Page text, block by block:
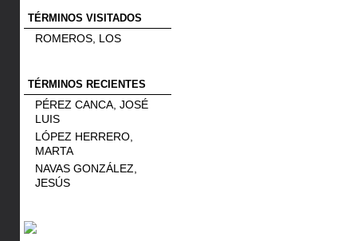
TÉRMINOS VISITADOS
ROMEROS, LOS
TÉRMINOS RECIENTES
PÉREZ CANCA, JOSÉ
LUIS
LÓPEZ HERRERO,
MARTA
NAVAS GONZÁLEZ,
JESÚS